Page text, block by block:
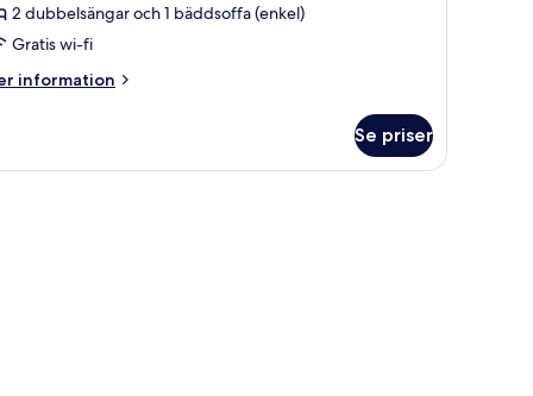
2 dubbelsängar och 1 bäddsoffa (enkel)
Gratis wi-fi
information
Se priser